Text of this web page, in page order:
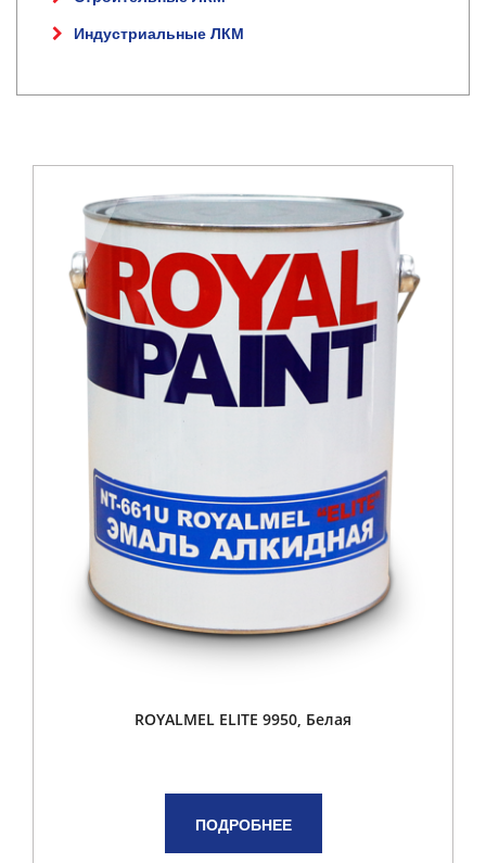
Индустриальные ЛКМ
ROYALMEL ELITE 9950, Белая
ПОДРОБНЕЕ